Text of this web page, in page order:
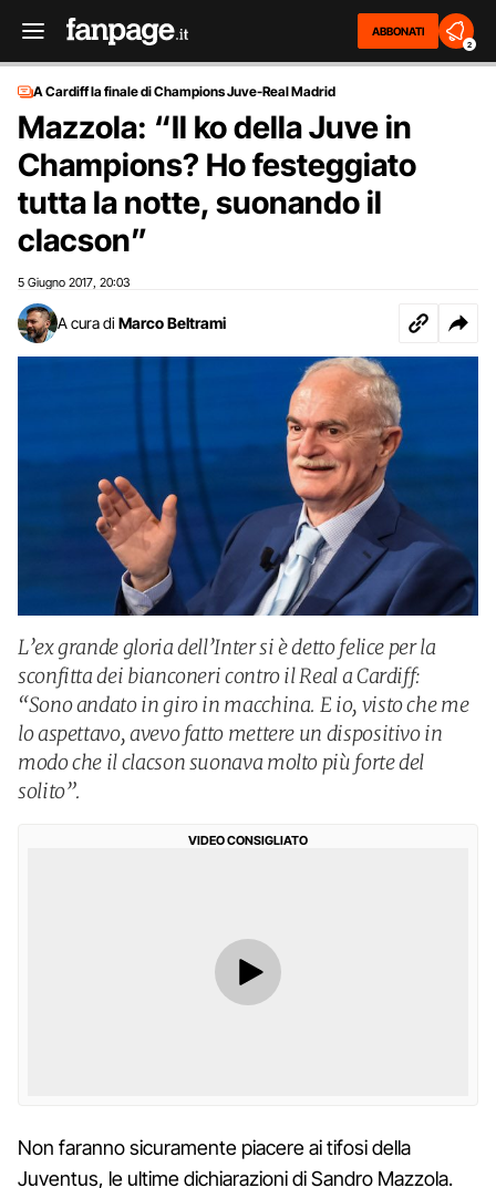
ABBONATI
2
A Cardiff la finale di Champions Juve-Real Madrid
Mazzola: “Il ko della Juve in
Champions? Ho festeggiato
tutta la notte, suonando il
clacson”
5 Giugno 2017 20:03
A cura di Marco Beltrami
L’ex grande gloria dell’Inter si è detto felice per la
sconfitta dei bianconeri contro il Real a Cardiff:
“Sono andato in giro in macchina. E io, visto che me
lo aspettavo, avevo fatto mettere un dispositivo in
modo che il clacson suonava molto più forte del
solito”.
VIDEO CONSIGLIATO
Non faranno sicuramente piacere ai tifosi della
Juventus, le ultime dichiarazioni di Sandro Mazzola.